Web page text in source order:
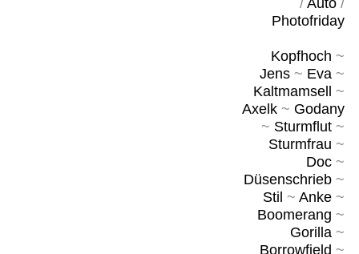
/ Auto/
Photofriday
Kopfhoch ~
Jens~ Eva~
Kaltmamsell
~
Axelk~ Godany
~ Sturmflut~
Sturmfrau ~
Doc~
Düsenschrieb~
Stil ~ Anke~
Boomerang ~
Gorilla~
Borrowfield ~